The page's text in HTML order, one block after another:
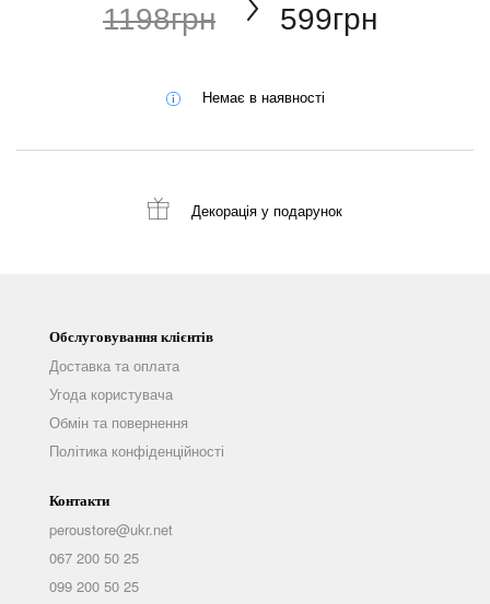
1198грн 599грн
Немає в наявності
Декорація у подарунок
Обслуговування клієнтів
Доставка та оплата
Угода користувача
Обмін та повернення
Політика конфіденційності
Контакти
peroustore@ukr.net
067 200 50 25
099 200 50 25